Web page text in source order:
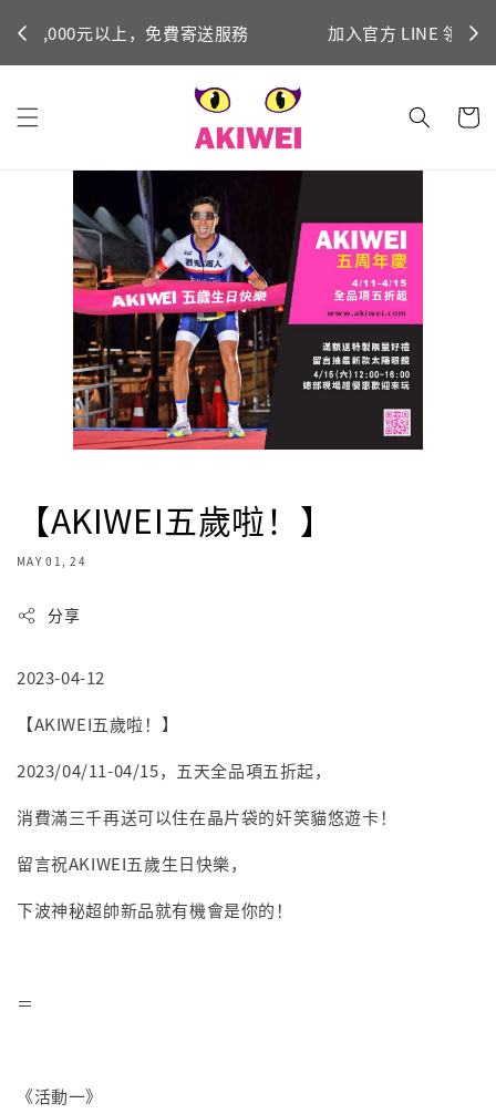
加入官方 LINE 領取200元折價券 立即加入！
【AKIWEI五歲啦！】
MAY 01, 24
分享
2023-04-12
【AKIWEI五歲啦！】
2023/04/11-04/15，五天全品項五折起，
消費滿三千再送可以住在晶片袋的奸笑貓悠遊卡！
留言祝AKIWEI五歲生日快樂，
下波神秘超帥新品就有機會是你的！
＝
《活動一》